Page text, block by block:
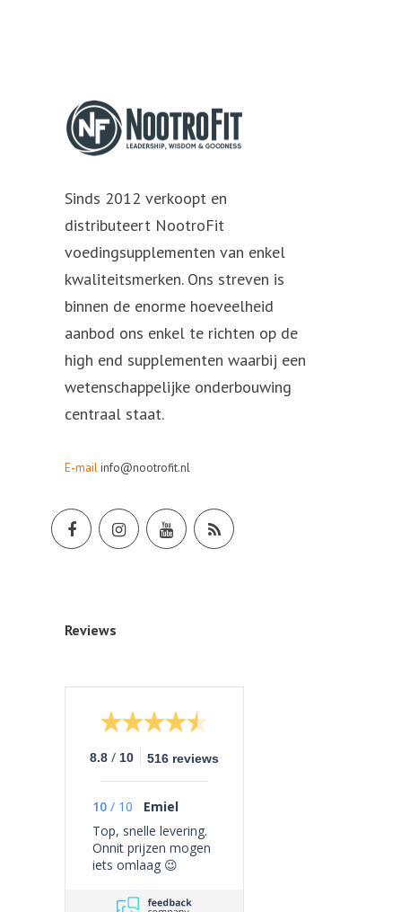
Sinds 2012 verkoopt en
distributeert NootroFit
voedingsupplementen van enkel
kwaliteitsmerken. Ons streven is
binnen de enorme hoeveelheid
aanbod ons enkel te richten op de
high end supplementen waarbij een
wetenschappelijke onderbouwing
centraal staat.
E-mailinfo@nootrofit.nl
Reviews
8.8 / 10 516 reviews
10 / 10
Emiel
Top, snelle levering.
Onnit prijzen mogen
iets omlaag 😉